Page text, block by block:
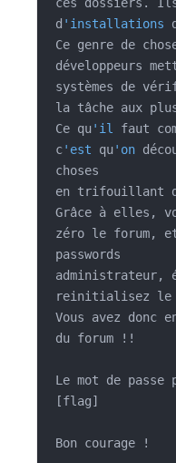
d 'installations
Ce genre de
développeurs
systèmes de
la tâche aux
Ce qu'il
faut
c'est qu'on
choses
en trifouillant
Grâce à elles,
zéro le forum,
passwords
administrateur,
reinitialisez le
Vous avez donc
du forum !!
Le mot de
[flag]